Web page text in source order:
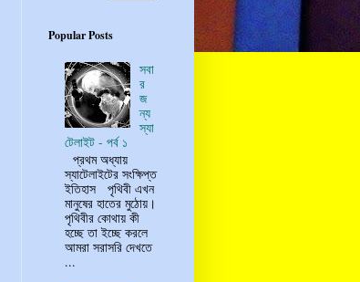
Popular Posts
সবা
র
জ
ন্য
স্যা
টেলাইট - পর্ব ১
প্রথম অধ্যায়
স্যাটেলাইটের সংক্ষিপ্ত
ইতিহাস পৃথিবী এখন
মানুষের হাতের মুঠোয়।
পৃথিবীর কোথায় কী
হচ্ছে তা ইচ্ছে করলে
আমরা সরাসরি দেখতে
...